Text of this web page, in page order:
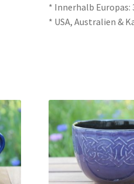
* Innerhalb Europas:
* USA, Australien &